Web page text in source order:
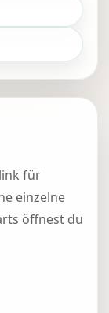
für
einzelne
öffnest du